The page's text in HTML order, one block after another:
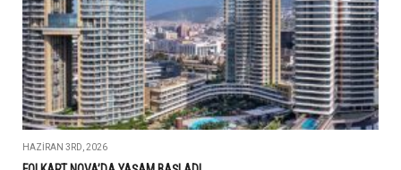
HAZIRAN 3RD, 2026